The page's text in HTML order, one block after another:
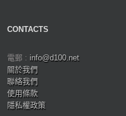
CONTACTS
電郵 : info@d100.net
關於我們
聯絡我們
使用條款
隱私權政策